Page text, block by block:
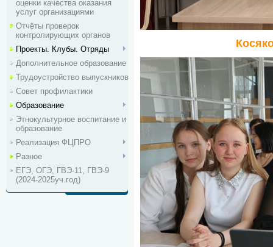
оценки качества оказания
услуг организациями
Отчёты проверок
контролирующих органов
Проекты. Клубы. Отряды
Дополнительное образование
Трудоустройство выпускников
Совет профилактики
Образование
Этнокультурное воспитание и
образование
Реализация ФЦПРО
Разное
ЕГЭ, ОГЭ, ГВЭ-11, ГВЭ-9
(2024-2025уч.год)